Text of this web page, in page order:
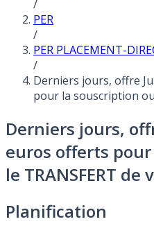
/
PER
/
PER PLACEMENT-
/
Derniers jours, offre
pour la souscription ou
Derniers jours,
euros offerts
le TRANSFERT de
Planification